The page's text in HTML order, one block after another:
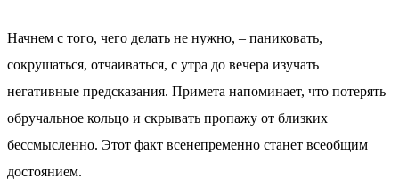
Начнем с того, чего делать не нужно, – паниковать,
сокрушаться, отчаиваться, с утра до вечера изучать
негативные предсказания. Примета напоминает, что потерять
обручальное кольцо и скрывать пропажу от близких
бессмысленно. Этот факт всенепременно станет всеобщим
достоянием.